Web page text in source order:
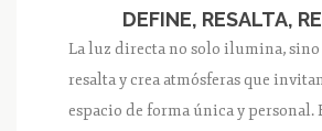
DEFINE, RESALTA,
La luz directa no solo ilumina,
resalta y crea atmósferas que
espacio de forma única y personal.